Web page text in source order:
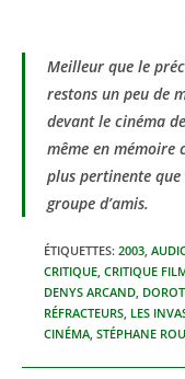
Meilleur que le
restons un peu de
devant le cinéma de
même en mémoire
plus pertinente
groupe d’amis.
ÉTIQUETTES: 2003,
CRITIQUE, CRITIQUE
DENYS ARCAND,
RÉFRACTEURS, LES
CINÉMA, STÉPHANE